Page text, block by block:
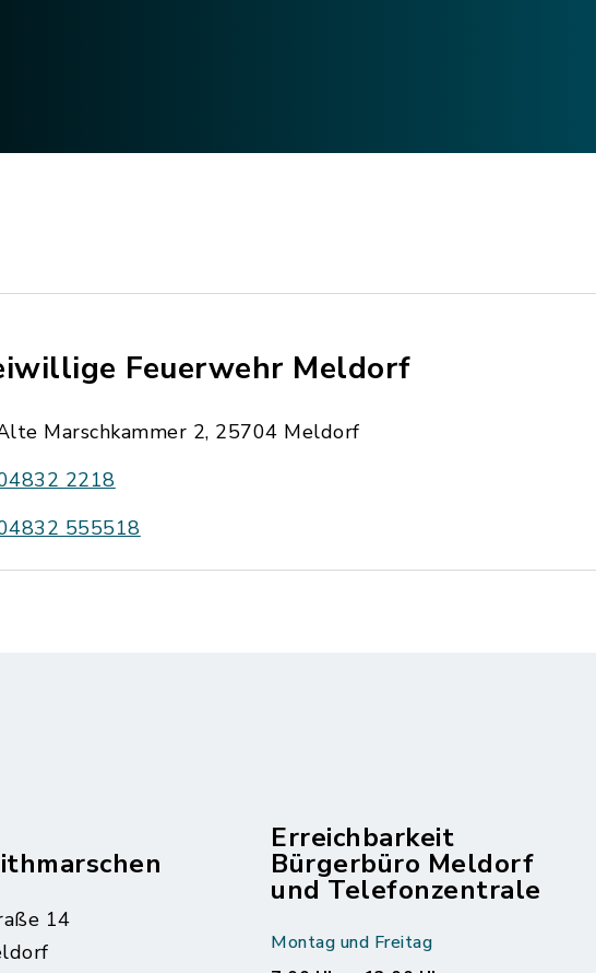
Feuerwehr Meldorf
Marschkammer 2, 25704 Meldorf
2218
555518
14
Erreichbarkeit
Bürgerbüro Meldorf
und Telefonzentrale
Montag und Freitag